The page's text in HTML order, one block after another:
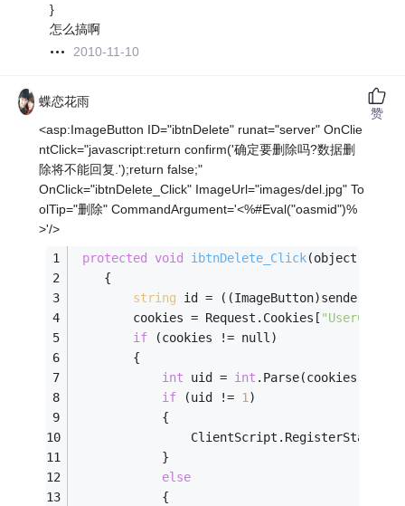
}
怎么搞啊
2010-11-10
蝶恋花雨
<asp:ImageButton ID="ibtnDelete" runat="server" OnClie
ntClick="javascript:return confirm('确定要删除吗?数据删
除将不能回复.');return false;"
OnClick="ibtnDelete_Click" ImageUrl="images/del.jpg" To
olTip="删除" CommandArgument='<%#Eval("oasmid")%
>'/>
protected
void ibtnDelete_Click(object
    {
string id =
        cookies = Request.Cookies[
if (cookies != null)
        {
int uid = int .Parse(cookies[
if (uid != 1)
            {
            }
else
            {
赞